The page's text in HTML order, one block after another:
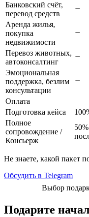
Банковский счёт,
перевод средств
Аренда жилья,
покупка
недвижимости
Перевоз животных,
автоконсалтинг
Эмоциональная
поддержка, безлим
консультации
Оплата
Подготовка кейса
Полное
сопровождение /
Консьерж
Не знаете, какой пакет
Обсудить в Telegram
Выбор
Подарите